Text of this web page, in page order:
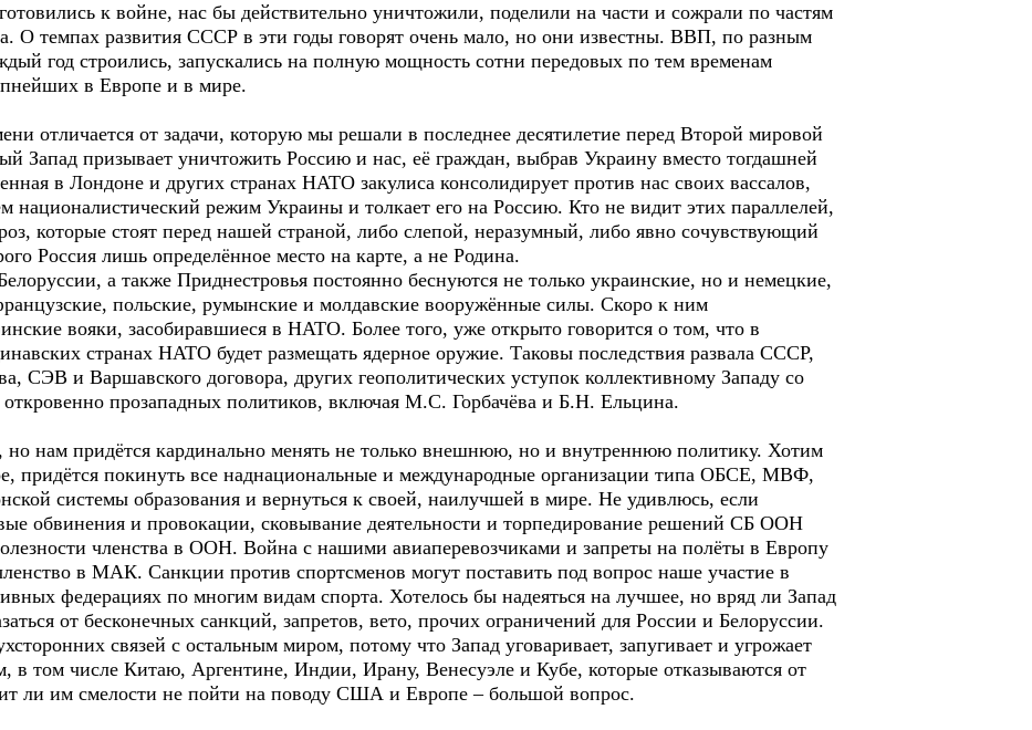
к войне, нас бы действительно уничтожили, поделили на части и сожрали по частям
О темпах развития СССР в эти годы говорят очень мало, но они известны. ВВП, по разным
год строились, запускались на полную мощность сотни передовых по тем временам
в Европе и в мире.
отличается от задачи, которую мы решали в последнее десятилетие перед Второй мировой
Запад призывает уничтожить Россию и нас, её граждан, выбрав Украину вместо тогдашней
в Лондоне и других странах НАТО закулиса консолидирует против нас своих вассалов,
националистический режим Украины и толкает его на Россию. Кто не видит этих параллелей,
которые стоят перед нашей страной, либо слепой, неразумный, либо явно сочувствующий
Россия лишь определённое место на карте, а не Родина.
а также Приднестровья постоянно беснуются не только украинские, но и немецкие,
польские, румынские и молдавские вооружённые силы. Скоро к ним
вояки, засобиравшиеся в НАТО. Более того, уже открыто говорится о том, что в
странах НАТО будет размещать ядерное оружие. Таковы последствия развала СССР,
СЭВ и Варшавского договора, других геополитических уступок коллективному Западу со
прозападных политиков, включая М.С. Горбачёва и Б.Н. Ельцина.
но нам придётся кардинально менять не только внешнюю, но и внутреннюю политику. Хотим
придётся покинуть все наднациональные и международные организации типа ОБСЕ, МВФ,
системы образования и вернуться к своей, наилучшей в мире. Не удивлюсь, если
обвинения и провокации, сковывание деятельности и торпедирование решений СБ ООН
членства в ООН. Война с нашими авиаперевозчиками и запреты на полёты в Европу
в МАК. Санкции против спортсменов могут поставить под вопрос наше участие в
федерациях по многим видам спорта. Хотелось бы надеяться на лучшее, но вряд ли Запад
от бесконечных санкций, запретов, вето, прочих ограничений для России и Белоруссии.
связей с остальным миром, потому что Запад уговаривает, запугивает и угрожает
в том числе Китаю, Аргентине, Индии, Ирану, Венесуэле и Кубе, которые отказываются от
ли им смелости не пойти на поводу США и Европе – большой вопрос.